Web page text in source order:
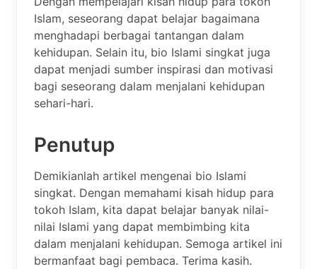
Islam, seseorang dapat belajar bagaimana
menghadapi berbagai tantangan dalam
kehidupan. Selain itu, bio Islami singkat juga
dapat menjadi sumber inspirasi dan motivasi
bagi seseorang dalam menjalani kehidupan
sehari-hari.
Penutup
Demikianlah artikel mengenai bio Islami
singkat. Dengan memahami kisah hidup para
tokoh Islam, kita dapat belajar banyak nilai-
nilai Islami yang dapat membimbing kita
dalam menjalani kehidupan. Semoga artikel ini
bermanfaat bagi pembaca. Terima kasih.